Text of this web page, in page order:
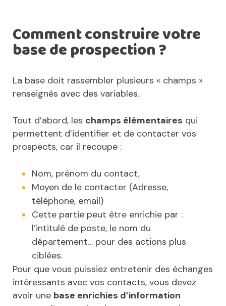
Comment construire votre
base de prospection ?
La base doit rassembler plusieurs « champs »
renseignés avec des variables.
Tout d’abord, les champs élémentaires qui
permettent d’identifier et de contacter vos
prospects, car il recoupe :
Nom, prénom du contact,
Moyen de le contacter (Adresse,
téléphone, email)
Cette partie peut être enrichie par :
l’intitulé de poste, le nom du
département… pour des actions plus
ciblées.
Pour que vous puissiez entretenir des échanges
intéressants avec vos contacts, vous devez
avoir une base enrichies d’information